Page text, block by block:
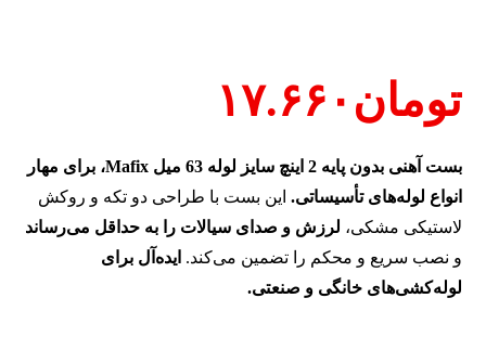
تومان ۱۷.۶۶۰
بست آهنی بدون پایه 2 اینچ سایز لوله 63 میل Mafix، برای مهار
انواع لوله‌های تأسیساتی. این بست با طراحی دو تکه و روکش
لاستیکی مشکی، لرزش و صدای سیالات را به حداقل می‌رساند
و نصب سریع و محکم را تضمین می‌کند. ایده‌آل برای
لوله‌کشی‌های خانگی و صنعتی.